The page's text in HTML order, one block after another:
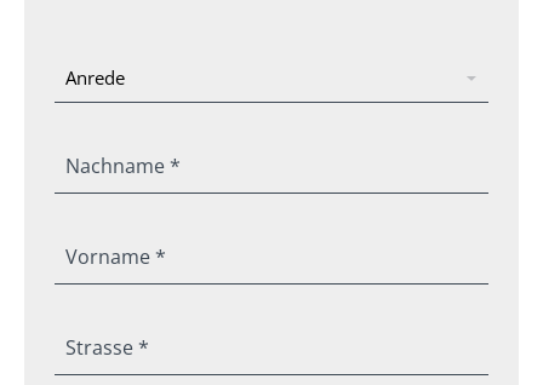
Nachname *
Vorname *
Strasse *